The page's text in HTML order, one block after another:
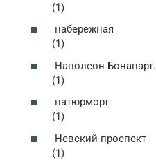
(1)
набережная
(1)
Наполеон Бонапарт.
(1)
натюрморт
(1)
Невский проспект
(1)